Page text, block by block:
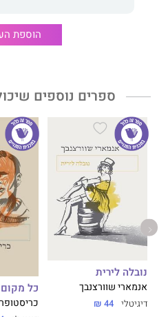
בה די כדי להסביר כיצד במשך
מככבות ברשימות רבי המכר ביפן.
וישירה המדברת אל הקורא ומאפשרת
״...ממילא אין דבר בעולם שיכול
הוספת
ספרים נוספים
נובלה לירית
אנמארי שוורצנבך
דיגיטלי 44 ₪
כל